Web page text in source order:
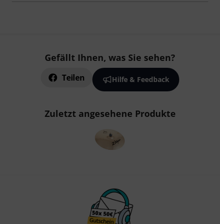
Gefällt Ihnen, was Sie sehen?
Teilen Hilfe & Feedback
Zuletzt angesehene Produkte